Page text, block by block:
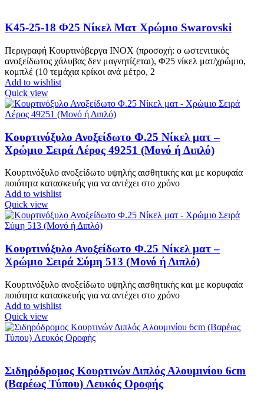
Κ45-25-18 Φ25 Νίκελ Ματ Χρώμιο Swarovski
Περιγραφή Κουρτινόβεργα ΙΝΟΧ (προσοχή: ο ωστενιτικός
ανοξείδωτος χάλυβας δεν μαγνητίζεται), Φ25 νίκελ ματ/χρώμιο,
κομπλέ (10 τεμάχια κρίκοι ανά μέτρο, 2
Add to wishlist
Quick view
Κουρτινόξυλο Ανοξείδωτο Φ.25 Νίκελ ματ –
Χρώμιο Σειρά Λέρος 49251 (Μονό ή Διπλό)
Κουρτινόξυλο ανοξείδωτο υψηλής αισθητικής και με κορυφαία
ποιότητα κατασκευής για να αντέχει στο χρόνο
Add to wishlist
Quick view
Κουρτινόξυλο Ανοξείδωτο Φ.25 Νίκελ ματ –
Χρώμιο Σειρά Σύμη 513 (Μονό ή Διπλό)
Κουρτινόξυλο ανοξείδωτο υψηλής αισθητικής και με κορυφαία
ποιότητα κατασκευής για να αντέχει στο χρόνο
Add to wishlist
Quick view
Σιδηρόδρομος Κουρτινών Διπλός Αλουμινίου 6cm
(Βαρέως Τύπου) Λευκός Οροφής